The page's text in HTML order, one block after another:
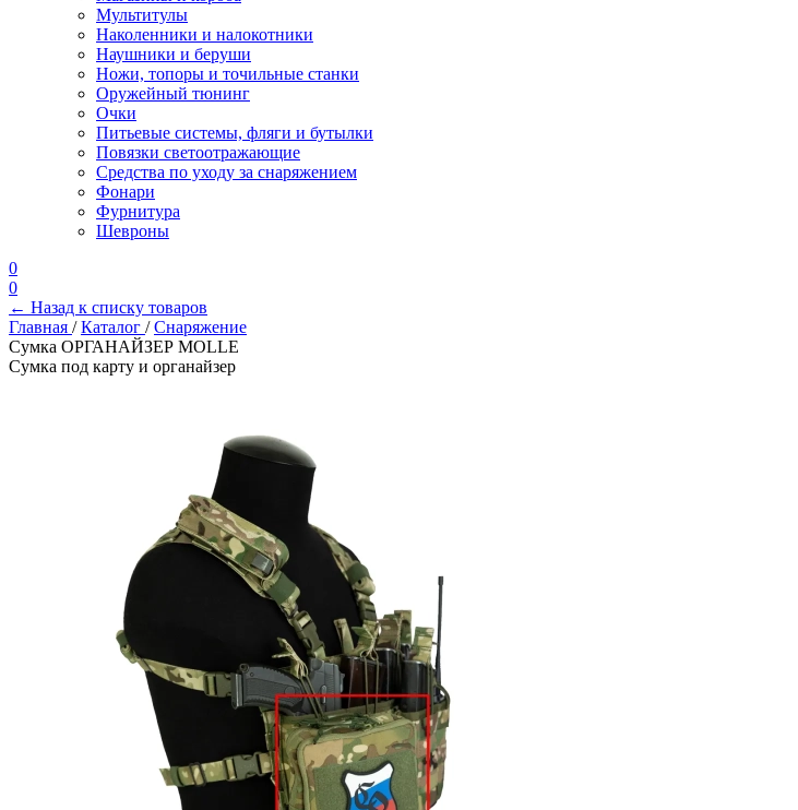
Мультитулы
Наколенники и налокотники
Наушники и беруши
Ножи, топоры и точильные станки
Оружейный тюнинг
Очки
Питьевые системы, фляги и бутылки
Повязки светоотражающие
Средства по уходу за снаряжением
Фонари
Фурнитура
Шевроны
0
0
← Назад к списку товаров
Главная / Каталог / Снаряжение
Сумка ОРГАНАЙЗЕР MOLLE
Сумка под карту и органайзер